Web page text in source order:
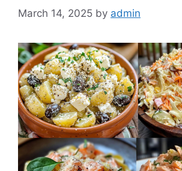
March 14, 2025 by admin